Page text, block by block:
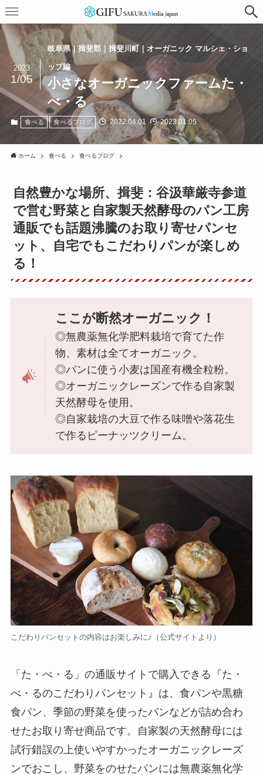
岐阜県｜揖斐郡｜揖斐川町｜オーガニック マルシェ・ショ
ップ編
小さなオーガニックファームた・
べ・る
2023
1/05
食べる 食べるブログ 2022.04.01 2023.01.05
ホーム 食べる 食べるブログ
自然豊かな場所、揖斐：谷汲華厳寺参道
で営む野菜と自家製天然酵母のパン工房
通販でも話題沸騰のお取り寄せパンセ
ット、自宅でもこだわりパンが楽しめ
る！
ここが断然オーガニック！
◎無農薬無化学肥料栽培で育てた作
物、素材は全てオーガニック。
◎パンに使う小麦は国産有機全粒粉。
◎オーガニックレーズンで作る自家製
天然酵母を使用。
◎自家栽培の大豆で作る味噌や落花生
で作るピーナッツクリーム。
こだわりパンセットの内容はお楽しみに♪（公式サイトより）
「た・べ・る」の通販サイトで購入できる『た・
べ・るのこだわりパンセット』は、食パンや黒糖
食パン、季節の野菜を使ったパンなどが詰め合わ
せたお取り寄せ商品です。自家製の天然酵母には
試行錯誤の上使いやすかったオーガニックレーズ
ンでおこし、野菜をのせたパンには無農薬無化学